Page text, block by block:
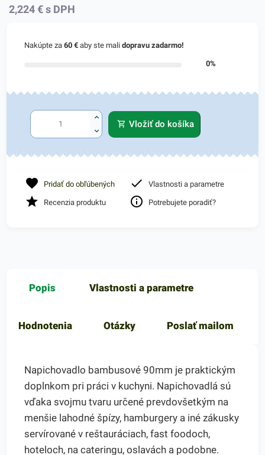
2,224€ s DPH
Nakúpte za60 € aby ste malidopravu zadarmo!
0%
Vložiť do košíka
Pridať do obľúbených Vlastnosti a parametre
Recenzia produktu Potrebujete poradiť?
Popis Vlastnosti a parametre
Hodnotenia Otázky Poslať mailom
Napichovadlo bambusové 90mm je praktickým
doplnkom pri práci v kuchyni. Napichovadlá sú
vďaka svojmu tvaru určené prevdovšetkým na
menšie lahodné špízy, hamburgery a iné zákusky
servírované v reštauráciach, fast foodoch,
hoteloch, na cateringu, oslavách a podobne.